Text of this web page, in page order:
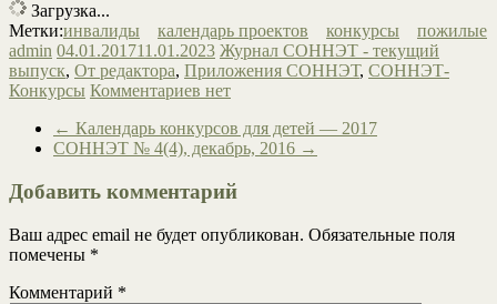
Загрузка...
Метки:инвалиды календарь проектов конкурсы
пожилые
admin 04.01.201711.01.2023 Журнал СОННЭТ - текущий
выпуск, От редактора, Приложения СОННЭТ, СОННЭТ-
Конкурсы Комментариев нет
← Календарь конкурсов для детей — 2017
СОННЭТ № 4(4), декабрь, 2016 →
Добавить комментарий
Ваш адрес email не будет опубликован. Обязательные поля
помечены *
Комментарий *